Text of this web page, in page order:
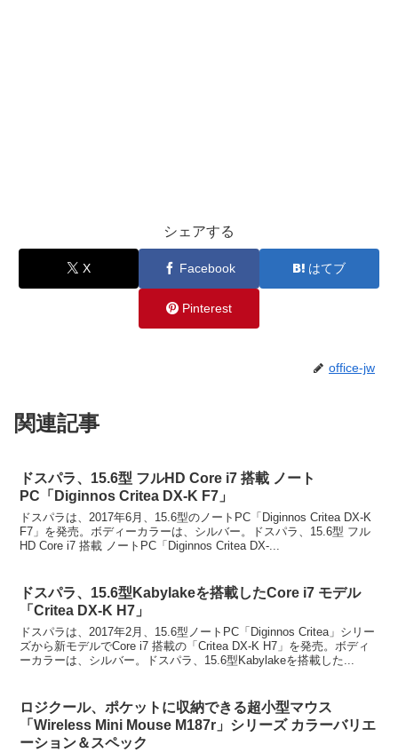
シェアする
X Facebook はてブ
Pinterest
office-jw
関連記事
ドスパラ、15.6型 フルHD Core i7 搭載 ノート
PC「Diginnos Critea DX-K F7」
ドスパラは、2017年6月、15.6型のノートPC「Diginnos Critea DX-K
F7」を発売。ボディーカラーは、シルバー。ドスパラ、15.6型 フル
HD Core i7 搭載 ノートPC「Diginnos Critea DX-...
ドスパラ、15.6型Kabylakeを搭載したCore i7 モデル
「Critea DX-K H7」
ドスパラは、2017年2月、15.6型ノートPC「Diginnos Critea」シリー
ズから新モデルでCore i7 搭載の「Critea DX-K H7」を発売。ボディ
ーカラーは、シルバー。ドスパラ、15.6型Kabylakeを搭載した...
ロジクール、ポケットに収納できる超小型マウス
「Wireless Mini Mouse M187r」シリーズ カラーバリエ
ーション＆スペック